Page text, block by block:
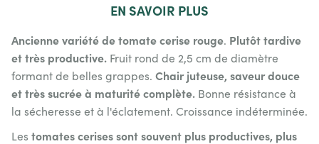
EN SAVOIR PLUS
Ancienne variété de tomate cerise rouge. Plutôt tardive
et très productive. Fruit rond de 2,5 cm de diamètre
formant de belles grappes. Chair juteuse, saveur douce
et très sucrée à maturité complète. Bonne résistance à
la sécheresse et à l'éclatement. Croissance indéterminée.
Les tomates cerises sont souvent plus productives, plus